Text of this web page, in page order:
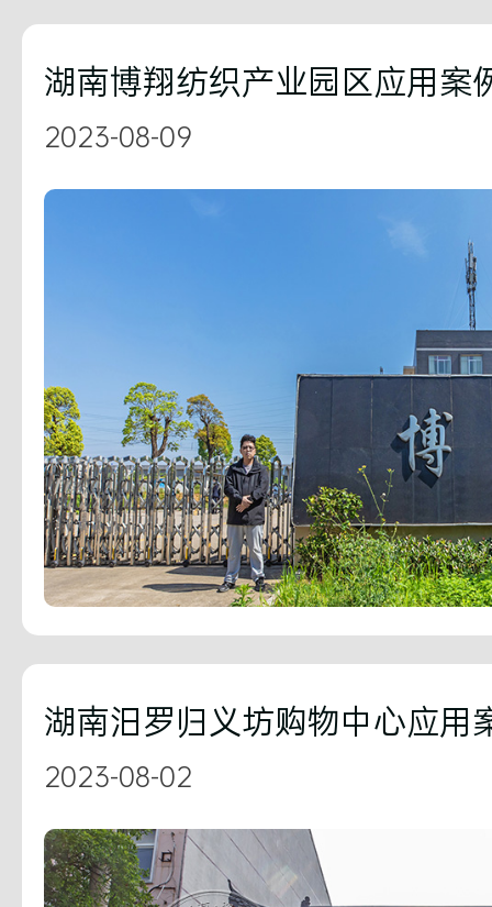
湖南博翔纺织产业园区应用案
2023-08-09
湖南汨罗归义坊购物中心应用
2023-08-02